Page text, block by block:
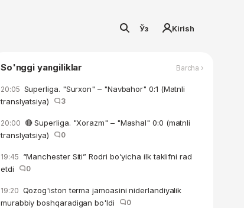
Ўз Kirish
So'nggi yangiliklar Barcha ›
20:05 Superliga. "Surxon" – "Navbahor" 0:1 (Matnli
translyatsiya)
3
20:00 🔴 Superliga. "Xorazm" – "Mashal" 0:0 (matnli
translyatsiya)
0
19:45 “Manchester Siti” Rodri bo'yicha ilk taklifni rad
etdi
0
19:20 Qozog'iston terma jamoasini niderlandiyalik
murabbiy boshqaradigan bo'ldi
0